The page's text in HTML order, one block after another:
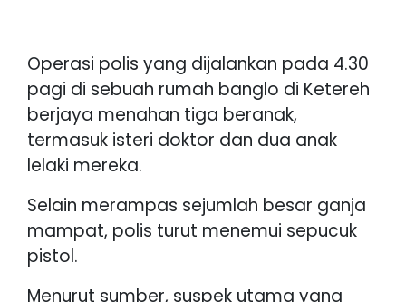
Operasi polis yang dijalankan pada 4.30
pagi di sebuah rumah banglo di Ketereh
berjaya menahan tiga beranak,
termasuk isteri doktor dan dua anak
lelaki mereka.
Selain merampas sejumlah besar ganja
mampat, polis turut menemui sepucuk
pistol.
Menurut sumber, suspek utama yang